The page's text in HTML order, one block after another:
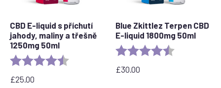
CBD E-liquid s příchutí
jahody, maliny a třešně
1250mg 50ml
Rating: 4.7 out of 5 stars
£25.00
Blue Zkittlez Terpen CBD
E-liquid 1800mg 50ml
Rating:
£30.00